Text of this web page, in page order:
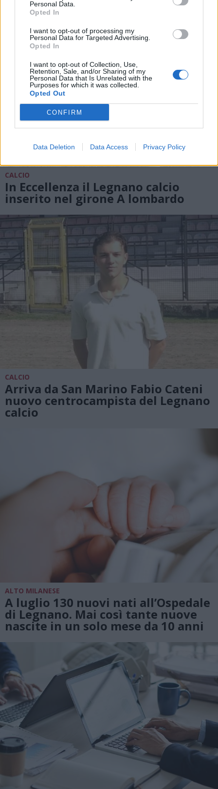
Personal Data.
Opted In
I want to opt-out of processing my
Personal Data for Targeted Advertising.
Opted In
I want to opt-out of Collection, Use,
Retention, Sale, and/or Sharing of my
Personal Data that Is Unrelated with the
Purposes for which it was collected.
Opted Out
CONFIRM
Data Deletion Data Access Privacy Policy
CALCIO
In Eccellenza il Legnano calcio
inserito nel girone A lombardo
CALCIO
Arriva da San Marino Fabio Cateni
nuovo centrocampista del Legnano
calcio
ALTO MILANESE
A luglio 130 nuovi nati all’Ospedale
di Legnano. Mai così tante nuove
nascite in un solo mese da 10 anni